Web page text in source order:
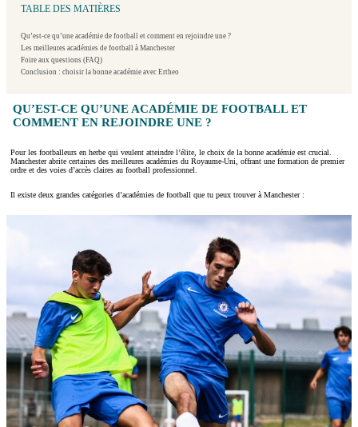
TABLE DES MATIÈRES
Qu’est-ce qu’une académie de football et comment en rejoindre une ?
Les meilleures académies de football à Manchester
Foire aux questions (FAQ)
Conclusion : choisir la bonne académie avec Ertheo
QU’EST-CE QU’UNE ACADÉMIE DE FOOTBALL ET
COMMENT EN REJOINDRE UNE ?
Pour les footballeurs en herbe qui veulent atteindre l’élite, le choix de la bonne académie est crucial.
Manchester abrite certaines des meilleures académies du Royaume-Uni, offrant une formation de premier
ordre et des voies d’accès claires au football professionnel.
Il existe deux grandes catégories d’académies de football que tu peux trouver à Manchester :